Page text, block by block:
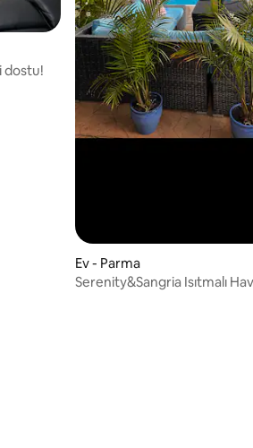
dostu!
Ev - Parma
Serenity&Sangria Isıtmalı